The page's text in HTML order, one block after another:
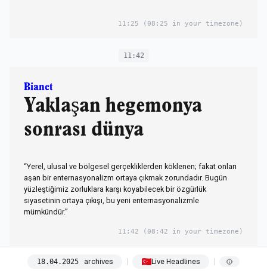
11:25 (08:25 in your timezone)
11:42
Bianet
Yaklaşan hegemonya
sonrası dünya
“Yerel, ulusal ve bölgesel gerçekliklerden köklenen; fakat onları
aşan bir enternasyonalizm ortaya çıkmak zorundadır. Bugün
yüzleştiğimiz zorluklara karşı koyabilecek bir özgürlük
siyasetinin ortaya çıkışı, bu yeni enternasyonalizmle
mümkündür.”
11:42 (08:42 in your timezone)
11:42
18.04.2025 archives Live Headlines